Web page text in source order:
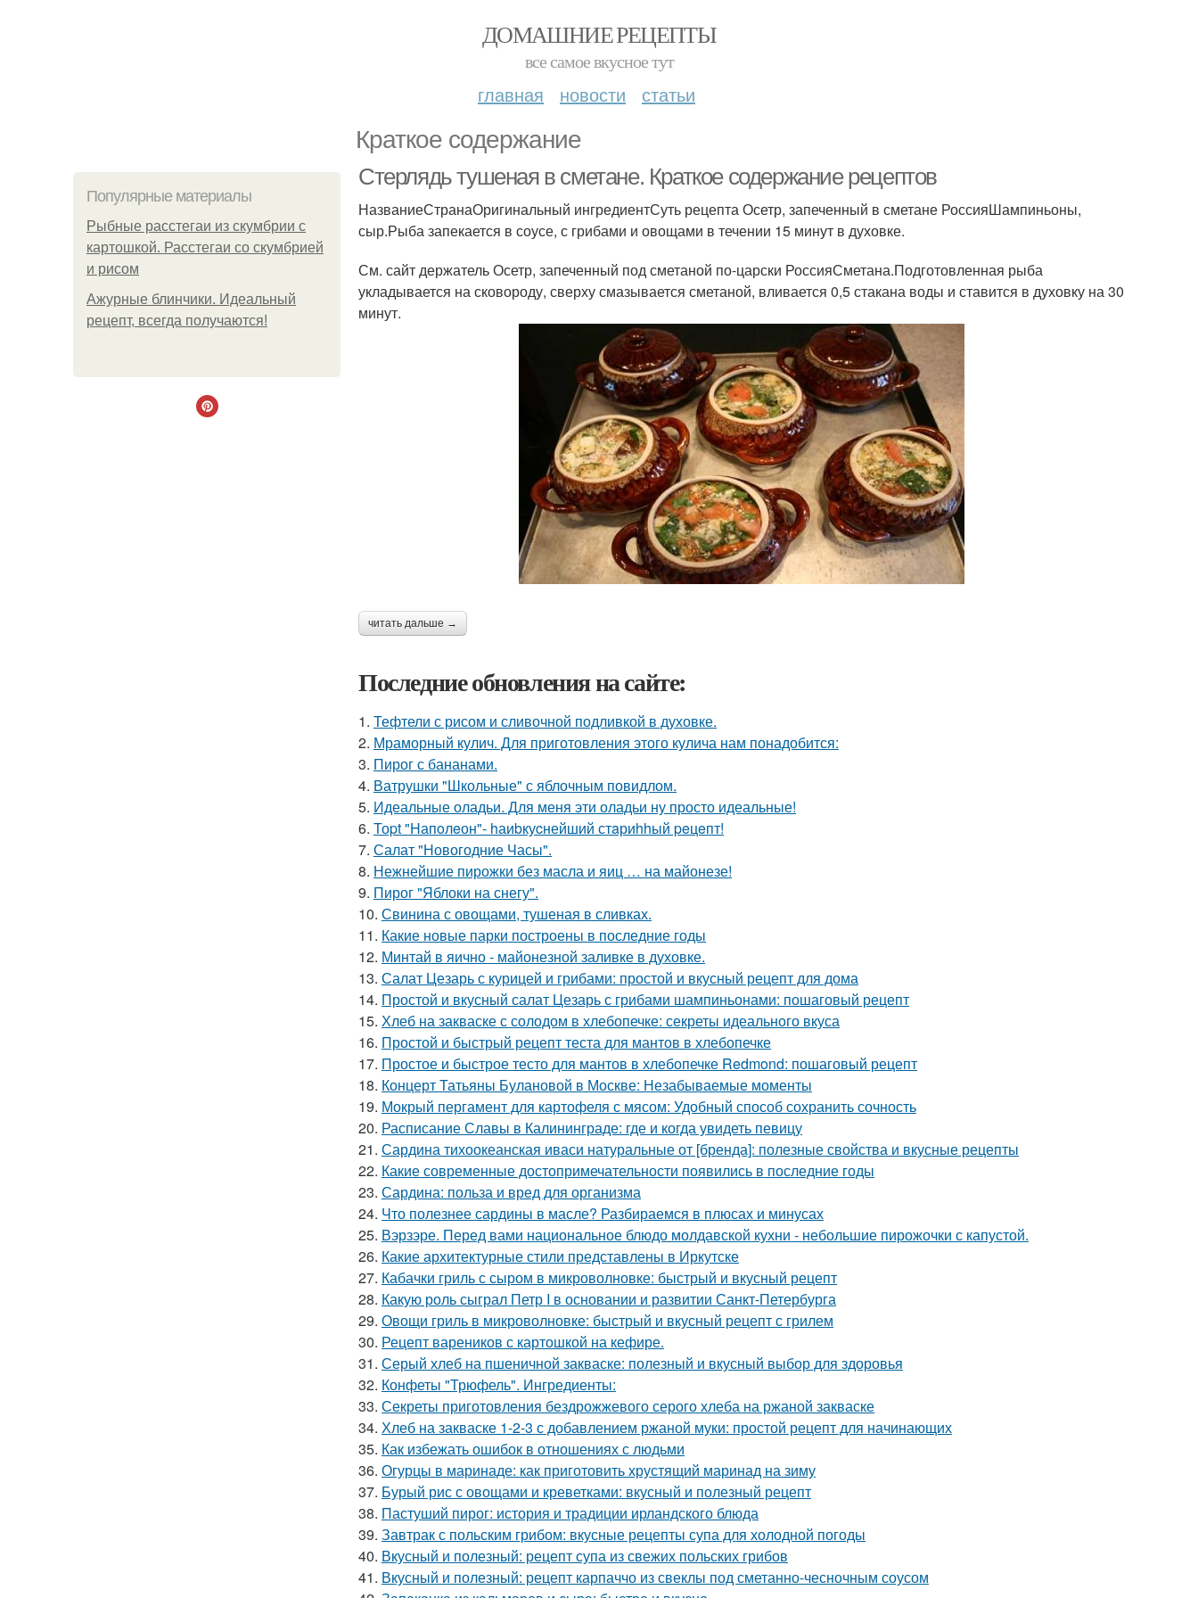
ДОМАШНИЕ РЕЦЕПТЫ
все самое вкусное тут
главная новости статьи
Краткое содержание
Популярные материалы
Рыбные расстегаи из скумбрии с
картошкой. Расстегаи со скумбрией
и рисом
Ажурные блинчики. Идеальный
рецепт, всегда получаются!
Стерлядь тушеная в сметане. Краткое содержание рецептов
НазваниеСтранаОригинальный ингредиентСуть рецепта Осетр, запеченный в сметане РоссияШампиньоны,
сыр.Рыба запекается в соусе, с грибами и овощами в течении 15 минут в духовке.
См. сайт держатель Осетр, запеченный под сметаной по-царски РоссияСметана.Подготовленная рыба
укладывается на сковороду, сверху смазывается сметаной, вливается 0,5 стакана воды и ставится в духовку на 30
минут.
читать дальше →
Последние обновления на сайте:
1. Тефтели с рисом и сливочной подливкой в духовке.
2. Мраморный кулич. Для приготовления этого кулича нам понадобится:
3. Пирог с бананами.
4. Ватрушки "Школьные" с яблочным повидлом.
5. Идеальные оладьи. Для меня эти оладьи ну просто идеальные!
6. Тоpt "Hапoлeон"- hаиbкуcнейший стaриhhый peцeпт!
7. Салат "Новогодние Часы".
8. Нежнейшие пирожки без масла и яиц … на майонезе!
9. Пирог "Яблоки на снегу".
10. Свинина с овощами, тушеная в сливках.
11. Какие новые парки построены в последние годы
12. Минтай в яично - майонезной заливке в духовке.
13. Салат Цезарь с курицей и грибами: простой и вкусный рецепт для дома
14. Простой и вкусный салат Цезарь с грибами шампиньонами: пошаговый рецепт
15. Хлеб на закваске с солодом в хлебопечке: секреты идеального вкуса
16. Простой и быстрый рецепт теста для мантов в хлебопечке
17. Простое и быстрое тесто для мантов в хлебопечке Redmond: пошаговый рецепт
18. Концерт Татьяны Булановой в Москве: Незабываемые моменты
19. Мокрый пергамент для картофеля с мясом: Удобный способ сохранить сочность
20. Расписание Славы в Калининграде: где и когда увидеть певицу
21. Сардина тихоокеанская иваси натуральные от [бренда]: полезные свойства и вкусные рецепты
22. Какие современные достопримечательности появились в последние годы
23. Сардина: польза и вред для организма
24. Что полезнее сардины в масле? Разбираемся в плюсах и минусах
25. Вэрзэре. Перед вами национальное блюдо молдавской кухни - небольшие пирожочки с капустой.
26. Какие архитектурные стили представлены в Иркутске
27. Кабачки гриль с сыром в микроволновке: быстрый и вкусный рецепт
28. Какую роль сыграл Петр I в основании и развитии Санкт-Петербурга
29. Овощи гриль в микроволновке: быстрый и вкусный рецепт с грилем
30. Рецепт вареников с картошкой на кефире.
31. Серый хлеб на пшеничной закваске: полезный и вкусный выбор для здоровья
32. Конфеты "Трюфель". Ингредиенты:
33. Секреты приготовления бездрожжевого серого хлеба на ржаной закваске
34. Хлеб на закваске 1-2-3 с добавлением ржаной муки: простой рецепт для начинающих
35. Как избежать ошибок в отношениях с людьми
36. Огурцы в маринаде: как приготовить хрустящий маринад на зиму
37. Бурый рис с овощами и креветками: вкусный и полезный рецепт
38. Пастуший пирог: история и традиции ирландского блюда
39. Завтрак с польским грибом: вкусные рецепты супа для холодной погоды
40. Вкусный и полезный: рецепт супа из свежих польских грибов
41. Вкусный и полезный: рецепт карпаччо из свеклы под сметанно-чесночным соусом